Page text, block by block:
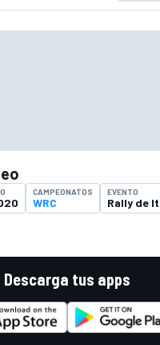
CAMPEONATOS
WRC
EVENTO
Rally de
Descarga tus apps